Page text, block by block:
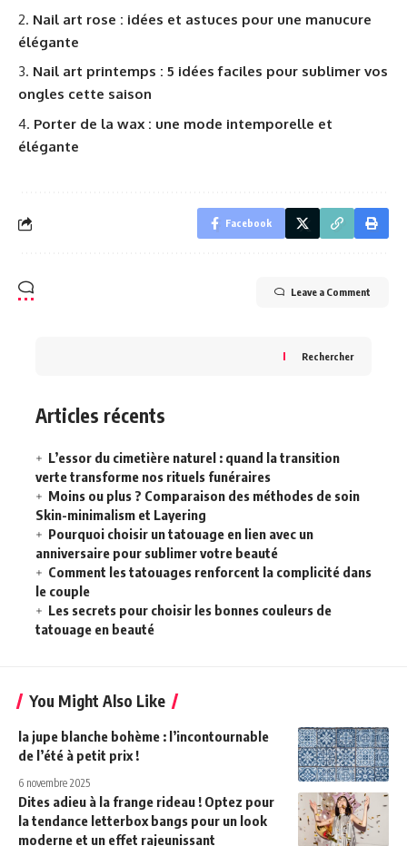
Nail art rose : idées et astuces pour une manucure
élégante
Nail art printemps : 5 idées faciles pour sublimer vos
ongles cette saison
Porter de la wax : une mode intemporelle et
élégante
Facebook
Leave a Comment
Rechercher
Articles récents
L’essor du cimetière naturel : quand la transition
verte transforme nos rituels funéraires
Moins ou plus ? Comparaison des méthodes de soin
Skin-minimalism et Layering
Pourquoi choisir un tatouage en lien avec un
anniversaire pour sublimer votre beauté
Comment les tatouages renforcent la complicité dans
le couple
Les secrets pour choisir les bonnes couleurs de
tatouage en beauté
You Might Also Like
la jupe blanche bohème : l’incontournable
de l’été à petit prix !
6 novembre 2025
Dites adieu à la frange rideau ! Optez pour
la tendance letterbox bangs pour un look
moderne et un effet rajeunissant